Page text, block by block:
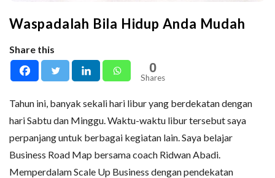
Waspadalah Bila Hidup Anda Mudah
Share this
0
Shares
Tahun ini, banyak sekali hari libur yang berdekatan dengan
hari Sabtu dan Minggu. Waktu-waktu libur tersebut saya
perpanjang untuk berbagai kegiatan lain. Saya belajar
Business Road Map bersama coach Ridwan Abadi.
Memperdalam Scale Up Business dengan pendekatan